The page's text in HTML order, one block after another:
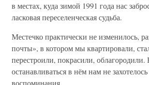
в местах, куда зимой 1991 года нас
ласковая переселенческая судьба.
Местечко практически не изменилось,
почты», в котором мы квартировали,
перестроили, покрасили, облагородили.
останавливаться в нём нам не